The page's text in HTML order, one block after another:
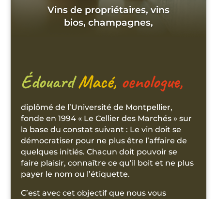
Vins de propriétaires, vins
bios, champagnes,
Vente sur les marchés et en
entrepôt.
Destockage et brocante du
vin. Achat vins et débarras de
cave.
Édouard Macé, oenologue,
diplômé de l’Université de Montpellier,
fonde en 1994 « Le Cellier des Marchés » sur
la base du constat suivant : Le vin doit se
démocratiser pour ne plus être l’affaire de
quelques initiés. Chacun doit pouvoir se
faire plaisir, connaître ce qu’il boit et ne plus
payer le nom ou l’étiquette.
C’est avec cet objectif que nous vous